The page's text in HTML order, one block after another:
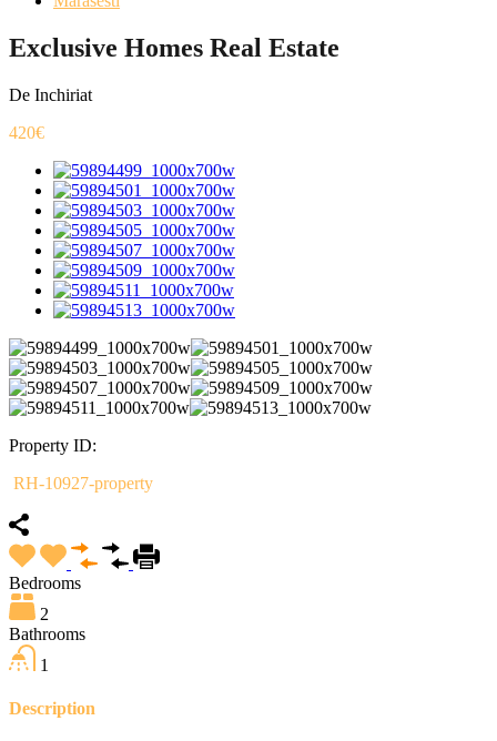
Exclusive Homes Real Estate
De Inchiriat
420€
Property ID:
RH-10927-property
Bedrooms
2
Bathrooms
1
Description